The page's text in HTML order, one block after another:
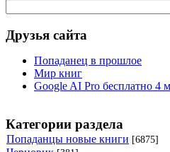
Друзья сайта
Попаданец в прошлое
Мир книг
Google AI Pro бесплатно 4
Категории раздела
Попаданцы новые книги [6875]